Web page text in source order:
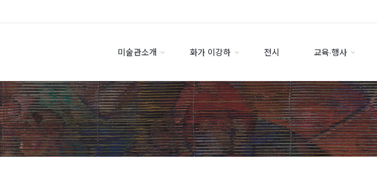
미술관소개 화가 이강하 전시 교육·행사